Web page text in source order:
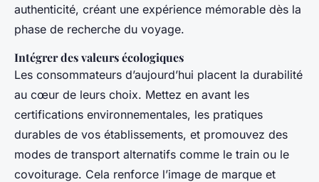
authenticité, créant une expérience mémorable dès la
phase de recherche du voyage.
Intégrer des valeurs écologiques
Les consommateurs d’aujourd’hui placent la durabilité
au cœur de leurs choix. Mettez en avant les
certifications environnementales, les pratiques
durables de vos établissements, et promouvez des
modes de transport alternatifs comme le train ou le
covoiturage. Cela renforce l’image de marque et